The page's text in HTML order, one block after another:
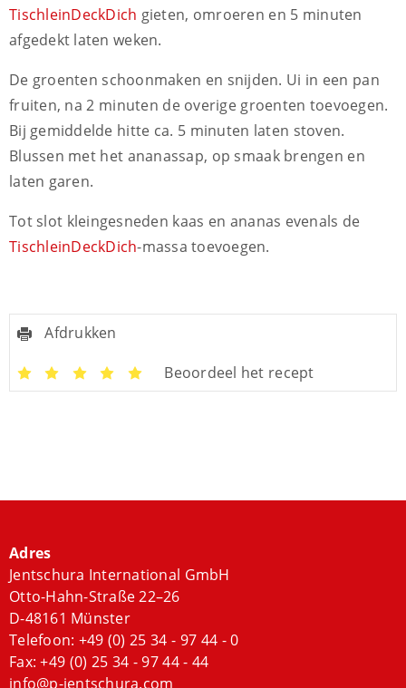
TischleinDeckDich gieten, omroeren en 5 minuten
afgedekt laten weken.
De groenten schoonmaken en snijden. Ui in een pan
fruiten, na 2 minuten de overige groenten toevoegen.
Bij gemiddelde hitte ca. 5 minuten laten stoven.
Blussen met het ananassap, op smaak brengen en
laten garen.
Tot slot kleingesneden kaas en ananas evenals de
TischleinDeckDich-massa toevoegen.
Afdrukken
Beoordeel het recept
Adres
Jentschura International GmbH
Otto-Hahn-Straße 22–26
D-48161 Münster
Telefoon: +49 (0) 25 34 - 97 44 - 0
Fax: +49 (0) 25 34 - 97 44 - 44
info@p-jentschura.com